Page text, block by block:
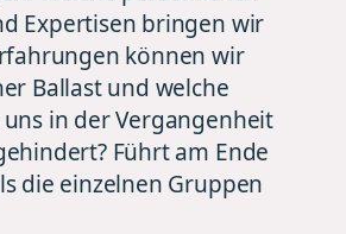
Expertisen bringen wir
können wir
Ballast und welche
in der Vergangenheit
Führt am Ende
die einzelnen Gruppen